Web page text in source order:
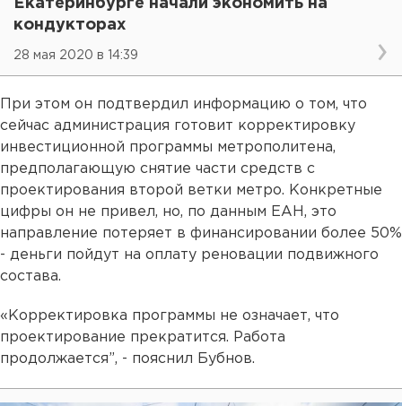
Екатеринбурге начали экономить на
кондукторах
28 мая 2020 в 14:39
При этом он подтвердил информацию о том, что
сейчас администрация готовит корректировку
инвестиционной программы метрополитена,
предполагающую снятие части средств с
проектирования второй ветки метро. Конкретные
цифры он не привел, но, по данным ЕАН, это
направление потеряет в финансировании более 50%
- деньги пойдут на оплату реновации подвижного
состава.
«Корректировка программы не означает, что
проектирование прекратится. Работа
продолжается”, - пояснил Бубнов.